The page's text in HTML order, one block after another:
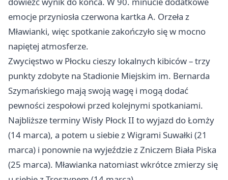
emocje przyniosła czerwona kartka A. Orzeła z
Mławianki, więc spotkanie zakończyło się w mocno
napiętej atmosferze.
Zwycięstwo w Płocku cieszy lokalnych kibiców – trzy
punkty zdobyte na Stadionie Miejskim im. Bernarda
Szymańskiego mają swoją wagę i mogą dodać
pewności zespołowi przed kolejnymi spotkaniami.
Najbliższe terminy Wisły Płock II to wyjazd doŁomży
(14 marca), a potem u siebie z Wigrami Suwałki (21
marca) i ponownie na wyjeździe z Zniczem Biała Piska
(25 marca). Mławianka natomiast wkrótce zmierzy się